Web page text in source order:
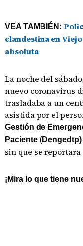
VEA TAMBIÉN:
clandestina en
absoluta
La noche del
nuevo coronavirus
trasladaba a un
asistida por el
Gestión de
Paciente (Dengedtp)
sin que se
¡Mira lo que tiene